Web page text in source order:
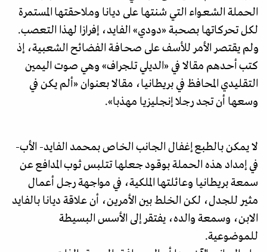
الحملة الشـعـواء التي شنتها على ديانا وملاحقتها المستمرة
لكل تحركاتها بصحبة «دودي» الفايد، إفرازا لهذا التعصب.
ولم يقتصر الأمر للأسف على صحـافـة الفضائح الشعبية، إذ
كتب أحـدهم مقالا في «الديلي تلجراف» وهي صوت اليمين
التقليدي المحافظ في بريطانيا، مقالا بعنوان «ألم يكن في
وسعها أن تجد رجلا إنجليزيا مهذبا».
لا يمكن بالطبع إغفال الجانب الخاص بمحمد الفايد- الأب-
في إمداد هذه الحملة بوقـود جعلها تتلبس ثوب المدافع عن
سمعة بريطانيا وعائلتها الملكية، في مواجهة رجل أعمال
مثير للجدل، لكن الخلط بين الأمرين، أن علاقة ديانا بالفايد
الابن، وسمعة والده، يفتقر إلى الأسس البسيطة
للموضوعية.